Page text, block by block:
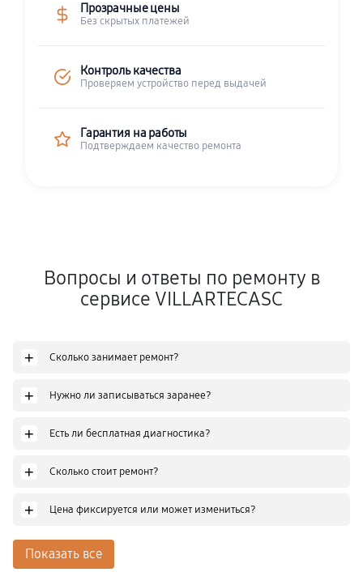
Прозрачные цены
Без скрытых платежей
Контроль качества
Проверяем устройство перед выдачей
Гарантия на работы
Подтверждаем качество ремонта
Вопросы и ответы по ремонту в
сервисе VILLARTECASC
+ Сколько занимает ремонт?
+ Нужно ли записываться заранее?
+ Есть ли бесплатная диагностика?
+ Сколько стоит ремонт?
+ Цена фиксируется или может измениться?
Показать все